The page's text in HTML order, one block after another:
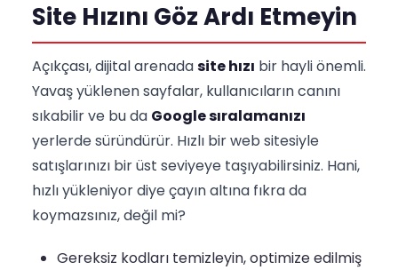
Site Hızını Göz Ardı Etmeyin
Açıkçası, dijital arenadasite hızı bir hayli önemli.
Yavaş yüklenen sayfalar, kullanıcıların canını
sıkabilir ve bu da Google sıralamanızı
yerlerde süründürür. Hızlı bir web sitesiyle
satışlarınızı bir üst seviyeye taşıyabilirsiniz. Hani,
hızlı yükleniyor diye çayın altına fıkra da
koymazsınız, değil mi?
Gereksiz kodları temizleyin, optimize edilmiş